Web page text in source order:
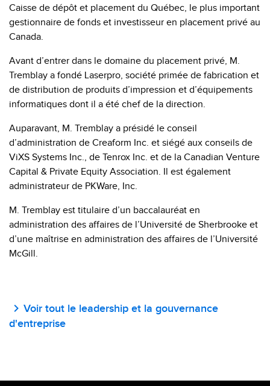
Caisse de dépôt et placement du Québec, le plus important
gestionnaire de fonds et investisseur en placement privé au
Canada.
Avant d’entrer dans le domaine du placement privé, M.
Tremblay a fondé Laserpro, société primée de fabrication et
de distribution de produits d’impression et d’équipements
informatiques dont il a été chef de la direction.
Auparavant, M. Tremblay a présidé le conseil
d’administration de Creaform Inc. et siégé aux conseils de
ViXS Systems Inc., de Tenrox Inc. et de la Canadian Venture
Capital & Private Equity Association. Il est également
administrateur de PKWare, Inc.
M. Tremblay est titulaire d’un baccalauréat en
administration des affaires de l’Université de Sherbrooke et
d’une maîtrise en administration des affaires de l’Université
McGill.
Voir tout le leadership et la gouvernance
d'entreprise